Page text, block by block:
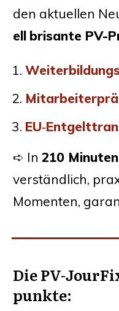
den aktu­el­len
ell bri­san­te PV-
EU
➪ In 210 Minu­ten
ver­ständ­lich,
Momen­ten,
Die PV-
punk­te: